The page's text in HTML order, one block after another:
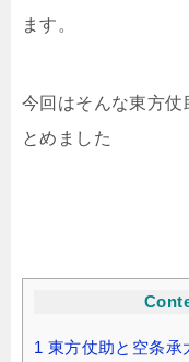
ます。
今回はそんな東方仗
とめました
1 東方仗助と空条承